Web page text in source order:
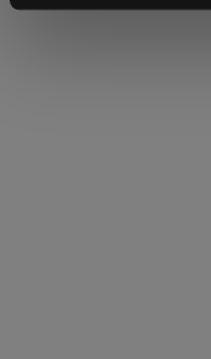
pubblicità e social